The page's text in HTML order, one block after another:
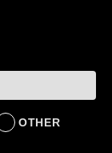
OTHER